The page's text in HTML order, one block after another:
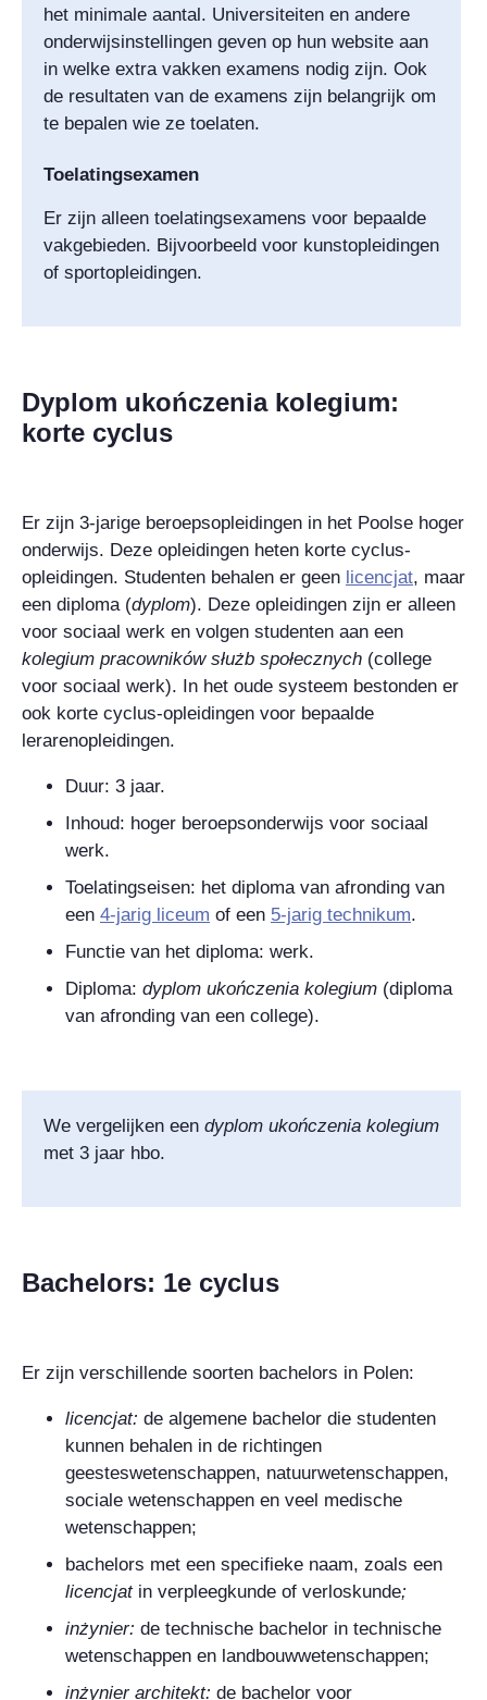
het minimale aantal. Universiteiten en andere
onderwijsinstellingen geven op hun website aan
in welke extra vakken examens nodig zijn. Ook
de resultaten van de examens zijn belangrijk om
te bepalen wie ze toelaten.
Toelatingsexamen
Er zijn alleen toelatingsexamens voor bepaalde
vakgebieden. Bijvoorbeeld voor kunstopleidingen
of sportopleidingen.
Dyplom ukończenia kolegium:
korte cyclus
Er zijn 3-jarige beroepsopleidingen in het Poolse hoger
onderwijs. Deze opleidingen heten korte cyclus-
opleidingen. Studenten behalen er geen licencjat, maar
een diploma (dyplom). Deze opleidingen zijn er alleen
voor sociaal werk en volgen studenten aan een
kolegium pracowników służb społecznych (college
voor sociaal werk). In het oude systeem bestonden er
ook korte cyclus-opleidingen voor bepaalde
lerarenopleidingen.
Duur: 3 jaar.
Inhoud: hoger beroepsonderwijs voor sociaal
werk.
Toelatingseisen: het diploma van afronding van
een 4-jarig liceum of een 5-jarig technikum.
Functie van het diploma: werk.
Diploma: dyplom ukończenia kolegium (diploma
van afronding van een college).
We vergelijken een dyplom ukończenia kolegium
met 3 jaar hbo.
Bachelors: 1e cyclus
Er zijn verschillende soorten bachelors in Polen:
licencjat: de algemene bachelor die studenten
kunnen behalen in de richtingen
geesteswetenschappen, natuurwetenschappen,
sociale wetenschappen en veel medische
wetenschappen;
bachelors met een specifieke naam, zoals een
licencjat in verpleegkunde of verloskunde;
inżynier: de technische bachelor in technische
wetenschappen en landbouwwetenschappen;
inżynier architekt: de bachelor voor